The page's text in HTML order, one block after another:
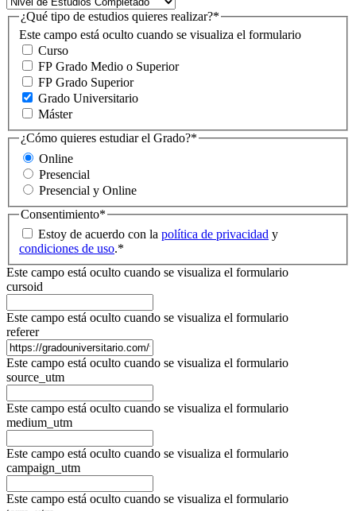
Este campo está oculto cuando se visualiza el formulario
¿Qué tipo de estudios quieres realizar?*
Curso
FP Grado Medio o Superior
FP Grado Superior
Grado Universitario
Máster
¿Cómo quieres estudiar el Grado?*
Online
Presencial
Presencial y Online
Consentimiento*
Estoy de acuerdo con la política de privacidad y
condiciones de uso.*
Este campo está oculto cuando se visualiza el formulario
cursoid
Este campo está oculto cuando se visualiza el formulario
referer
Este campo está oculto cuando se visualiza el formulario
source_utm
Este campo está oculto cuando se visualiza el formulario
medium_utm
Este campo está oculto cuando se visualiza el formulario
campaign_utm
Este campo está oculto cuando se visualiza el formulario